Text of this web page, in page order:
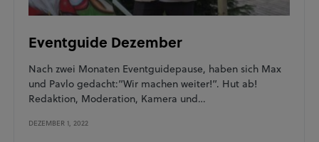
Eventguide Dezember
Nach zwei Monaten Eventguidepause, haben sich Max
und Pavlo gedacht:”Wir machen weiter!”. Hut ab!
Redaktion, Moderation, Kamera und…
DEZEMBER 1, 2022